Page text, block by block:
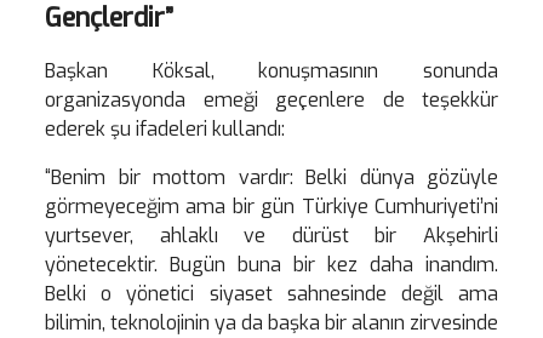
Gençlerdir”
Başkan Köksal, konuşmasının sonunda
organizasyonda emeği geçenlere de teşekkür
ederek şu ifadeleri kullandı:
“Benim bir mottom vardır: Belki dünya gözüyle
görmeyeceğim ama bir gün Türkiye Cumhuriyeti’ni
yurtsever, ahlaklı ve dürüst bir Akşehirli
yönetecektir. Bugün buna bir kez daha inandım.
Belki o yönetici siyaset sahnesinde değil ama
bilimin, teknolojinin ya da başka bir alanın zirvesinde